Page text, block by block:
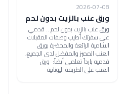
2026-07-08
ورق عنب بالزيت بدون لحم
ورق عنب بالزيت بدون لحم .. قدمي
على سفرتك أطيب وصفات المقبلات
الشامية الرائعة والمحضرة بورق
العنب المميز والمفضل لدى الجميع،
قدميه بارداً تعلمي أيضاً: ورق
العنب على الطريقة اليونانية